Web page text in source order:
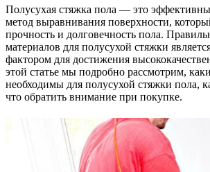
Полусухая стяжка пола — это
метод выравнивания поверхности,
прочность и долговечность пола.
материалов для полусухой стяжки
фактором для достижения
этой статье мы подробно рассмотрим,
необходимы для полусухой стяжки пола,
что обратить внимание при покупке.